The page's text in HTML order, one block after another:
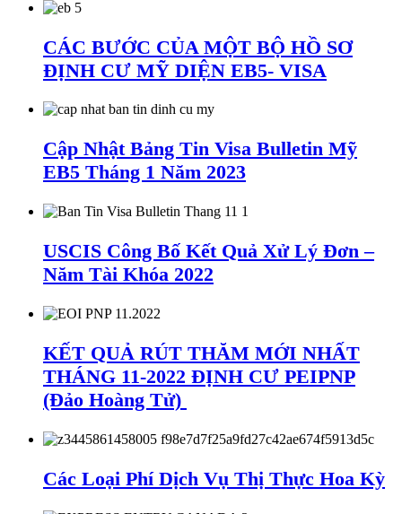
CÁC BƯỚC CỦA MỘT BỘ HỒ SƠ
ĐỊNH CƯ MỸ DIỆN EB5- VISA
Cập Nhật Bảng Tin Visa Bulletin Mỹ
EB5 Tháng 1 Năm 2023
USCIS Công Bố Kết Quả Xử Lý Đơn –
Năm Tài Khóa 2022
KẾT QUẢ RÚT THĂM MỚI NHẤT
THÁNG 11-2022 ĐỊNH CƯ PEIPNP
(Đảo Hoàng Tử)
Các Loại Phí Dịch Vụ Thị Thực Hoa Kỳ